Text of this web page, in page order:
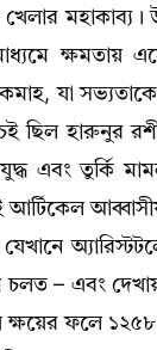
খেলার
ক্ষমতায়
যা
ছিল হারুনুর
এবং তুর্কি
চলত – এবং
ক্ষয়ের ফলে